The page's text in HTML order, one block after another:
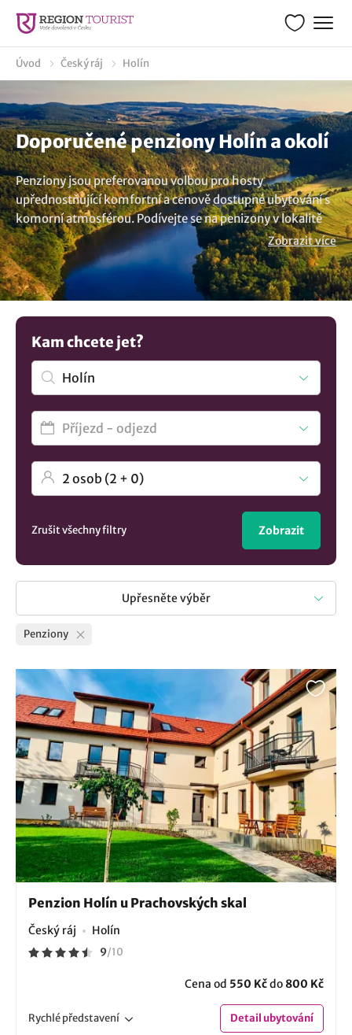
Úvod Český ráj Holín
Doporučené penziony Holín a okolí
Penziony jsou preferovanou volbou pro hosty
upřednostňující komfortní a cenově dostupné ubytování s
komorní atmosférou. Podívejte se na penizony v lokalitě
Holín a vyberte si některý z nabízených pensionů. Parádní
volba pro delší i krátkodobý pobyt. Dopřejte si příjemných
chvil, útulné prostředí a možnost stravování přímo v
penzionu. Objevte krásu oblasti Holín a užijte si pobyt plný
odpočinku. Penziony jsou cenově dostupnou alternativou a
mnohé z nich vynikají rodinnou atmosférou a jsou vhodné
pro rodiny s dětmi a hosty, kteří hledají klidné prostředí.
Chcete vidět více nabídek? Mrkněte na všechny možnosti
ubytování v lokalitě Holín
Zobrazit více
Kam chcete jet?
Zrušit všechny filtry Zobrazit
Upřesněte výběr
Penziony
Penzion Holín u Prachovských skal
Český ráj Holín
9/10
Cena od 550 Kčdo 800 Kč
Rychlépředstavení Detailubytování